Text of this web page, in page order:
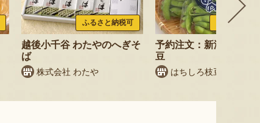
ふるさと納税可
越後小千谷 わたやのへぎそ
ば
株式会社 わたや
ふるさと納
予約注文：新潟産 枝豆
豆
はちしろ枝豆農園